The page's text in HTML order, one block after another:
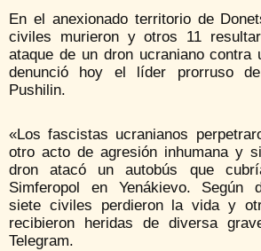
En el anexionado territorio de
civiles murieron y otros 11
ataque de un dron ucraniano contra
denunció hoy el líder prorruso
Pushilin.
«Los fascistas ucranianos
otro acto de agresión inhumana y
dron atacó un autobús que
Simferopol en Yenákievo. Según
siete civiles perdieron la vida y
recibieron heridas de diversa
Telegram.